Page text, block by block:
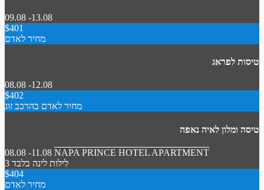
09.08 -13.08
$401
מחיר לאדם
טיסות לפראג
08.08 -12.08
$402
מחיר לאדם בהרכב זוג
טיסה ומלון לאיה נאפה
08.08 -11.08 NAPA PRINCE HOTEL APARTMENT
3 לילות לינה בלבד
$404
מחיר לאדם